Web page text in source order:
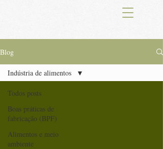
Blog
Todos posts
Boas práticas de
fabricação (BPF)
Alimentos e meio
ambiente
Indústria de alimentos